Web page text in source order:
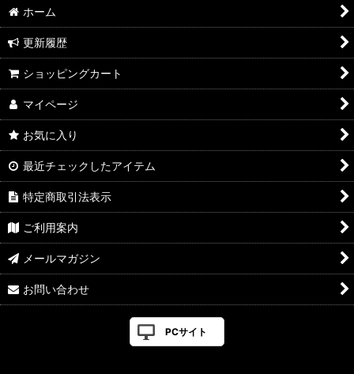
ホーム
更新履歴
ショッピングカート
マイページ
お気に入り
最近チェックしたアイテム
特定商取引法表示
ご利用案内
メールマガジン
お問い合わせ
PCサイト